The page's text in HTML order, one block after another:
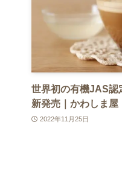
世界初の有機JAS認
新発売｜かわしま屋
2022年11月25日